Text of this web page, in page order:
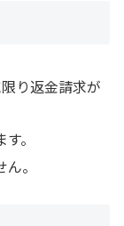
り返金請求が
。
。